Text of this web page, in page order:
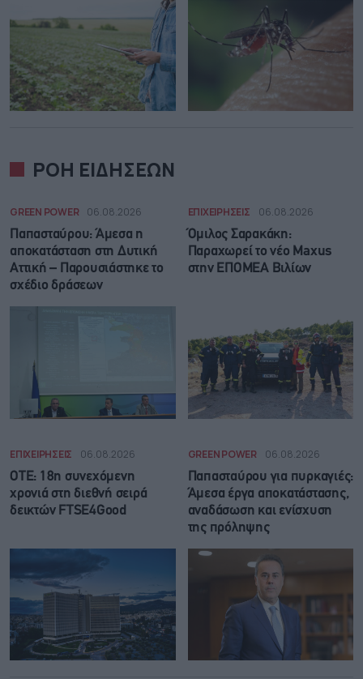
ΡΟΗ ΕΙΔΗΣΕΩΝ
GREEN POWER 06.08.2026
Παπασταύρου: Άμεσα η
αποκατάσταση στη Δυτική
Αττική – Παρουσιάστηκε το
σχέδιο δράσεων
ΕΠΙΧΕΙΡΗΣΕΙΣ 06.08.2026
Όμιλος Σαρακάκη:
Παραχωρεί το νέο Maxus
στην ΕΠΟΜΕΑ Βιλίων
ΕΠΙΧΕΙΡΗΣΕΙΣ 06.08.2026
ΟΤΕ: 18η συνεχόμενη
χρονιά στη διεθνή σειρά
δεικτών FTSE4Good
GREEN POWER 06.08.2026
Παπασταύρου για πυρκαγιές:
Άμεσα έργα αποκατάστασης,
αναδάσωση και ενίσχυση
της πρόληψης